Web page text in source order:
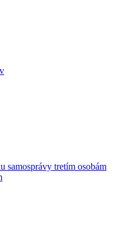
samosprávy tretím osobám